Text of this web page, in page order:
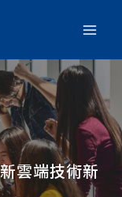
雲端技術新